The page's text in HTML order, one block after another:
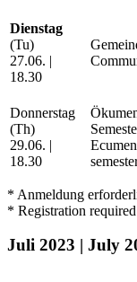
Dienstag
(Tu)
27.06. |
18.30
Donnerstag
(Th)
29.06. |
18.30
* Anmeldung
* Registration
Juli 2023 | July